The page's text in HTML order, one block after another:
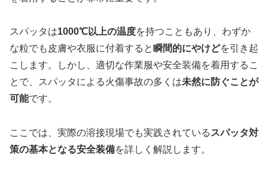
スパッタは1000℃以上の温度を持つこともあり、わずか
な粒でも皮膚や衣服に付着すると瞬間的にやけどを引き起
こします。しかし、適切な作業服や安全装備を着用するこ
とで、スパッタによる火傷事故の多くは未然に防ぐことが
可能です。
ここでは、実際の溶接現場でも実践されている スパッタ対
策の基本となる安全装備を詳しく解説します。